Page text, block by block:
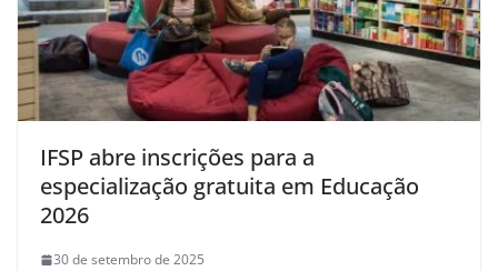
IFSP abre inscrições para a
especialização gratuita em Educação
2026
30 de setembro de 2025